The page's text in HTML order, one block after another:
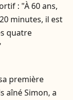
: "À 60 ans,
minutes, il est
quatre
première
aîné Simon, a